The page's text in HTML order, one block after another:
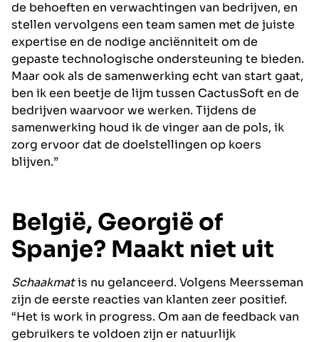
de behoeften en verwachtingen van bedrijven, en
stellen vervolgens een team samen met de juiste
expertise en de nodige anciënniteit om de
gepaste technologische ondersteuning te bieden.
Maar ook als de samenwerking echt van start gaat,
ben ik een beetje de lijm tussen CactusSoft en de
bedrijven waarvoor we werken. Tijdens de
samenwerking houd ik de vinger aan de pols, ik
zorg ervoor dat de doelstellingen op koers
blijven.”
België, Georgië of
Spanje? Maakt niet uit
Schaakmatis nu gelanceerd. Volgens Meersseman
zijn de eerste reacties van klanten zeer positief.
“Het is work in progress. Om aan de feedback van
gebruikers te voldoen zijn er natuurlijk